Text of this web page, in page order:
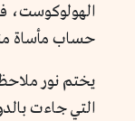
الهولوكوست،
حساب مأساة
يختم نور
التي جاءت